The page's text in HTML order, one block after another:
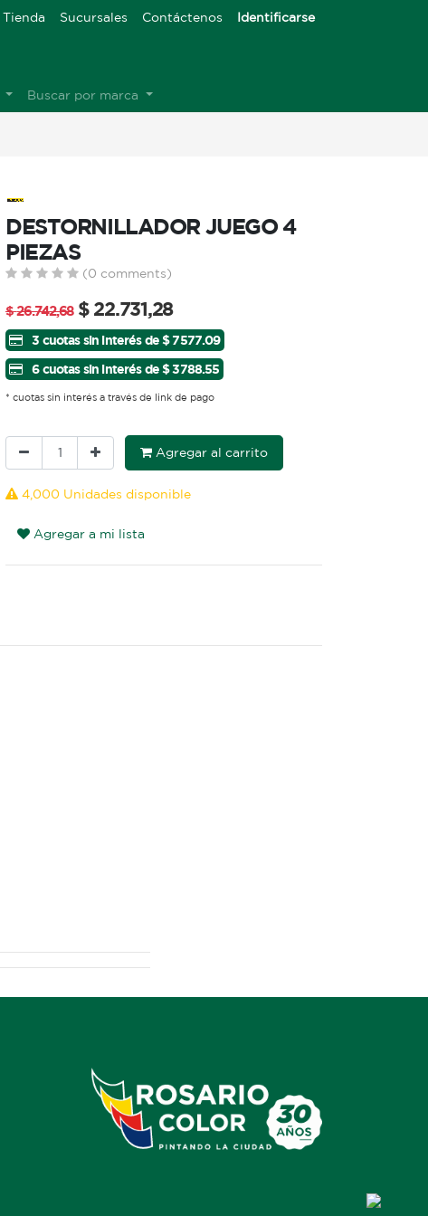
Tienda Sucursales Contáctenos Identificarse
Buscar por marca
DESTORNILLADOR JUEGO 4
PIEZAS
(0 comments)
$26.742,68 $ 22.731,28
3 cuotas sin interés de $ 7577.09
6 cuotas sin interés de $ 3788.55
* cuotas sin interés a través de link de pago
Agregar al carrito
4,000 Unidades disponible
Agregar a mi lista